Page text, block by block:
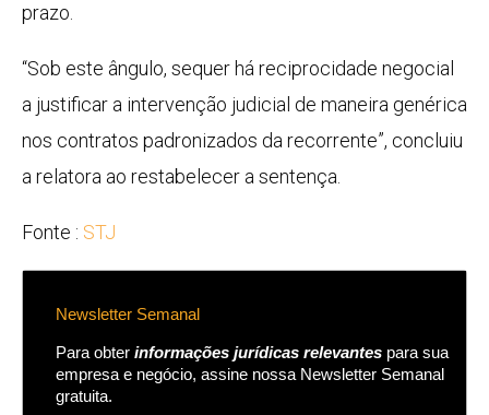
prazo.
“Sob este ângulo, sequer há reciprocidade negocial
a justificar a intervenção judicial de maneira genérica
nos contratos padronizados da recorrente”, concluiu
a relatora ao restabelecer a sentença.
Fonte : STJ
Newsletter Semanal
Para obter informações jurídicas relevantes para sua
empresa e negócio, assine nossa Newsletter Semanal
gratuita.